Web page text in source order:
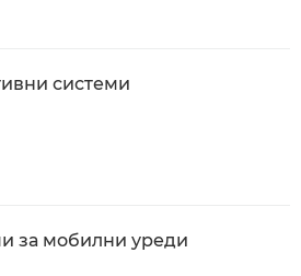
системи
за мобилни уреди